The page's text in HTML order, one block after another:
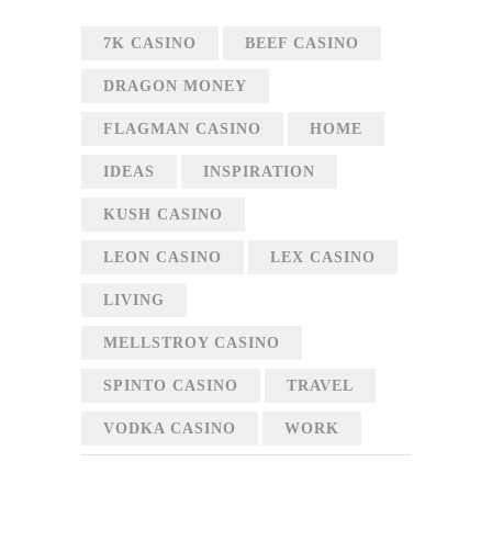
7K CASINO BEEF CASINO
DRAGON MONEY
FLAGMAN CASINO HOME
IDEAS INSPIRATION
KUSH CASINO
LEON CASINO LEX CASINO
LIVING
MELLSTROY CASINO
SPINTO CASINO TRAVEL
VODKA CASINO WORK